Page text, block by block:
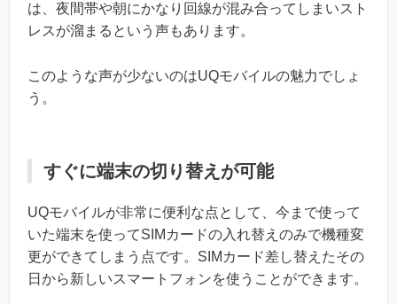
は、夜間帯や朝にかなり回線が混み合ってしまいスト
レスが溜まるという声もあります。
このような声が少ないのはUQモバイルの魅力でしょ
う。
すぐに端末の切り替えが可能
UQモバイルが非常に便利な点として、今まで使って
いた端末を使ってSIMカードの入れ替えのみで機種変
更ができてしまう点です。SIMカード差し替えたその
日から新しいスマートフォンを使うことができます。